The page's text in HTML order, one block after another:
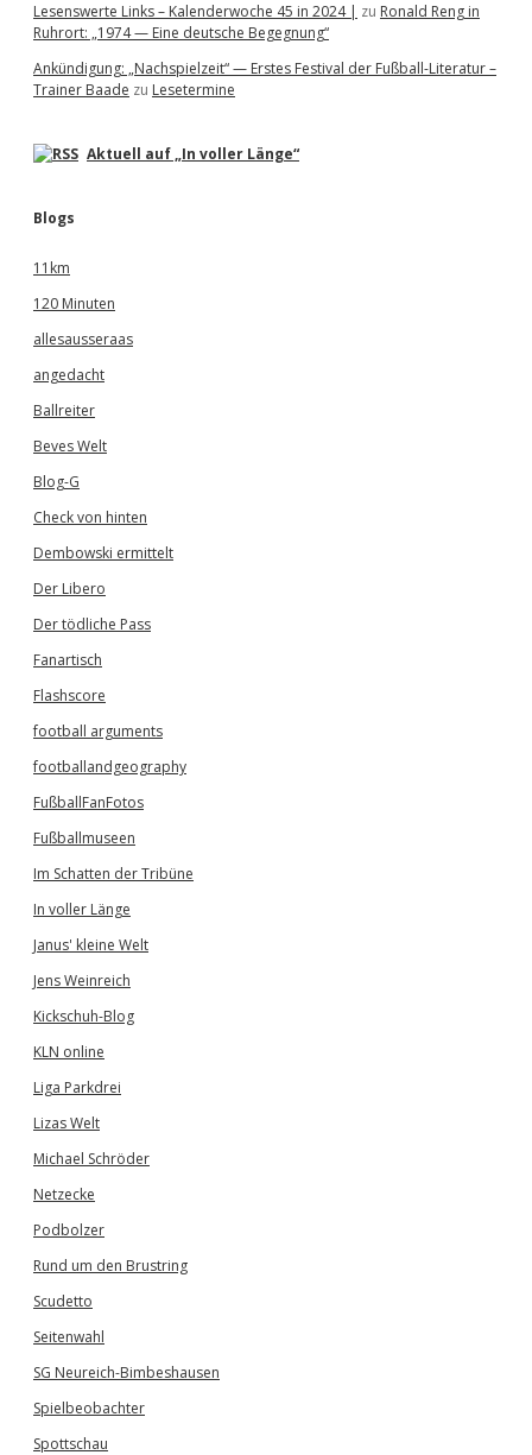
Lesenswerte Links – Kalenderwoche 45 in 2024 | zu Ronald Reng in
Ruhrort: „1974 — Eine deutsche Begegnung“
Ankündigung: „Nachspielzeit“ — Erstes Festival der Fußball-Literatur –
Trainer Baade zu Lesetermine
Aktuell auf „In voller Länge“
Blogs
11km
120 Minuten
allesausseraas
angedacht
Ballreiter
Beves Welt
Blog-G
Check von hinten
Dembowski ermittelt
Der Libero
Der tödliche Pass
Fanartisch
Flashscore
football arguments
footballandgeography
FußballFanFotos
Fußballmuseen
Im Schatten der Tribüne
In voller Länge
Janus' kleine Welt
Jens Weinreich
Kickschuh-Blog
KLN online
Liga Parkdrei
Lizas Welt
Michael Schröder
Netzecke
Podbolzer
Rund um den Brustring
Scudetto
Seitenwahl
SG Neureich-Bimbeshausen
Spielbeobachter
Spottschau